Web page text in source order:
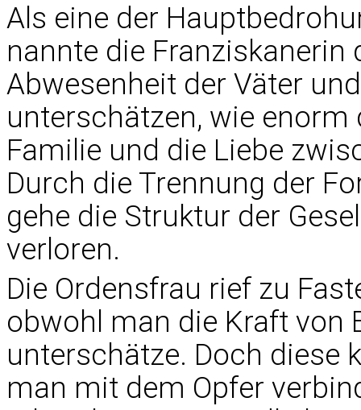
Als eine der
nannte die Franziskanerin
Abwesenheit der Väter
unterschätzen, wie enorm
Familie und die Liebe
Durch die Trennung der
gehe die Struktur der
verloren.
Die Ordensfrau rief zu
obwohl man die Kraft
unterschätze. Doch diese
man mit dem Opfer